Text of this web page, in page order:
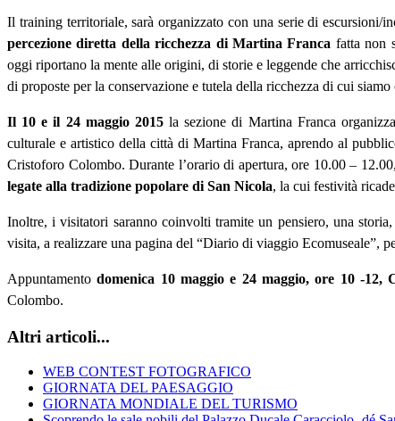
Il training territoriale, sarà organizzato con una serie di escursioni/
percezione diretta della ricchezza di Martina Franca fatta non
oggi riportano la mente alle origini, di storie e leggende che
di proposte per la conservazione e tutela della ricchezza di cui siamo
Il 10 e il 24 maggio 2015la sezione di Martina Franca
culturale e artistico della città di Martina Franca, aprendo al
Cristoforo Colombo. Durante l’orario di apertura, ore 10.00 –
legate alla tradizione popolare di San Nicola, la cui festività
Inoltre, i visitatori saranno coinvolti tramite un pensiero, una
visita, a realizzare una pagina del “Diario di viaggio Ecomuseale”,
Appuntamentodomenica 10 maggio e 24 maggio, ore 10 -
Colombo.
Altri articoli...
WEB CONTEST FOTOGRAFICO
GIORNATA DEL PAESAGGIO
GIORNATA MONDIALE DEL TURISMO